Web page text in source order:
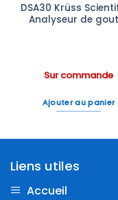
DSA30 Krüss
Analyseur de
Sur commande
Ajouter au panier
Liens utiles
Accueil